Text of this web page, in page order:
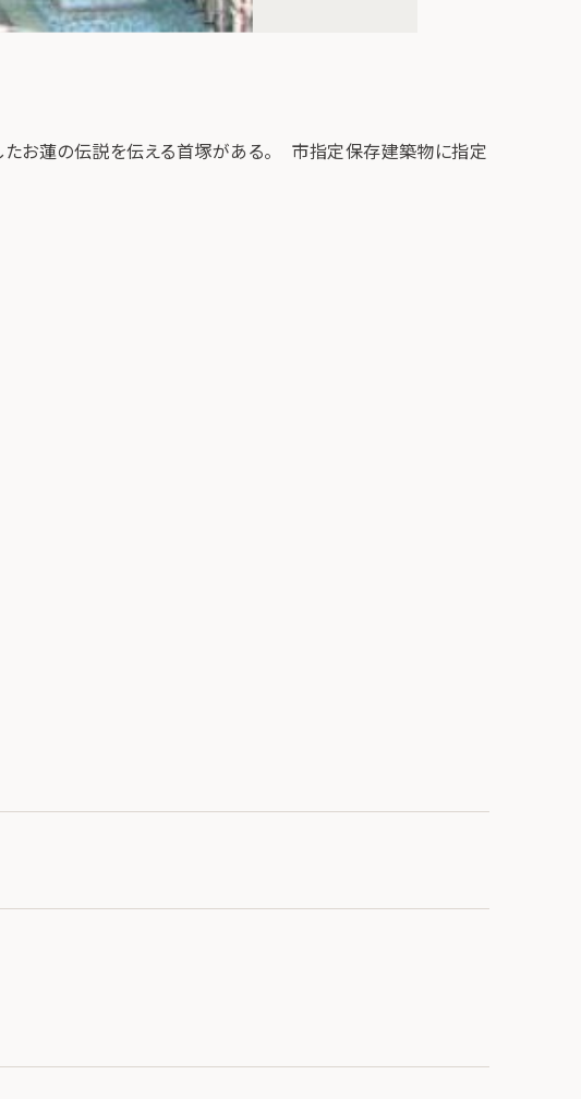
お蓮の伝説を伝える首塚がある。 市指定保存建築物に指定